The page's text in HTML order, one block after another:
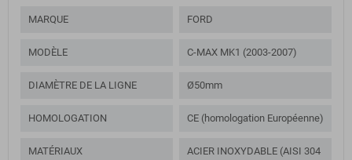
MARQUE FORD
MODÈLE C-MAX MK1 (2003-2007)
DIAMÈTRE DE LA LIGNE Ø50mm
HOMOLOGATION CE (homologation Européenne)
MATÉRIAUX
ACIER INOXYDABLE (AISI 304